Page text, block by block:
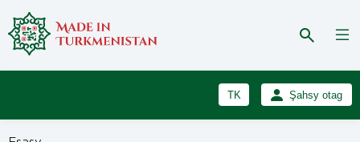
TK
RU
Şahsy otag